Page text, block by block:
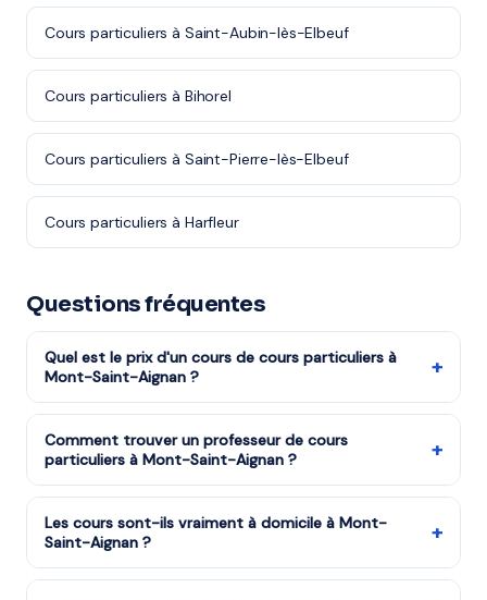
Cours particuliers à Saint-Aubin-lès-Elbeuf
Cours particuliers à Bihorel
Cours particuliers à Saint-Pierre-lès-Elbeuf
Cours particuliers à Harfleur
Questions fréquentes
Quel est le prix d'un cours de cours particuliers à
Mont-Saint-Aignan ?
+
Les tarifs dépendent de la matière, du niveau et de la
formule choisie. Notre organisme partenaire est agréé
services à la personne : vous bénéficiez du crédit
d'impôt de 50%. Remplissez le formulaire pour recevoir
un devis gratuit.
Comment trouver un professeur de cours
particuliers à Mont-Saint-Aignan ?
+
Remplissez notre formulaire en 2 minutes. Notre équipe
vous met en relation avec notre organisme partenaire
à Mont-Saint-Aignan et vous recevez des propositions
en moins d'une heure. Service gratuit et sans
Les cours sont-ils vraiment à domicile à Mont-
Saint-Aignan ?
+
Oui, tous les cours sont dispensés à votre domicile à